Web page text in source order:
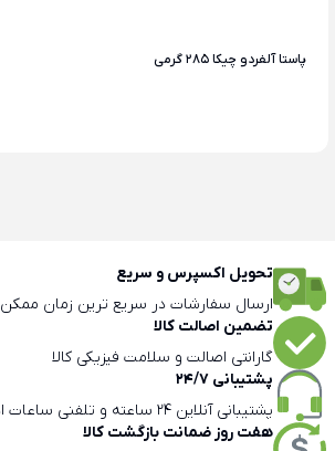
پاستا آلفردو چیکا 285 گرمی
تحویل اکسپرس و سریع
ارسال سفارشات در سریع ترین زمان ممکن
تضمین اصالت کالا
گارانتی اصالت و سلامت فیزیکی کالا
پشتیبانی 24/7
پشتیبانی آنلاین 24 ساعته و تلفنی ساعات اداری
هفت روز ضمانت بازگشت کالا